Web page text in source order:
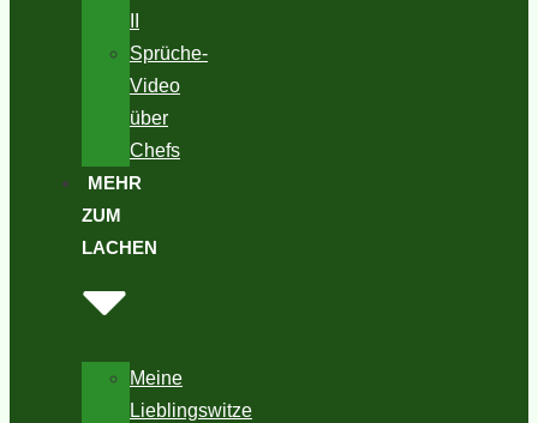
Sprüche-
Video
über
Chefs
MEHR
ZUM
LACHEN
Meine
Lieblingswitze